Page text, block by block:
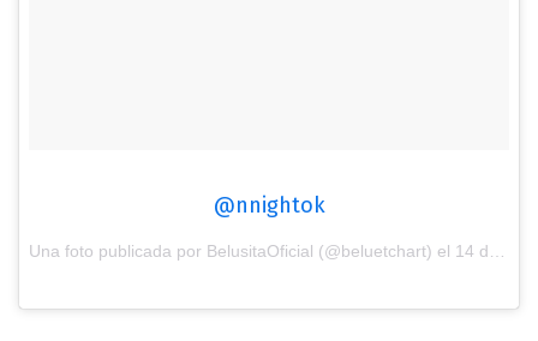
@nnightok
Una foto publicada por BelusitaOficial (@beluetchart) el 14 de Ene de 2017 a la(s) 7:36 PST